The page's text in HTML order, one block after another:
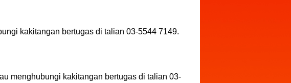
kakitangan bertugas di talian 03-5544 7149.
menghubungi kakitangan bertugas di talian 03-